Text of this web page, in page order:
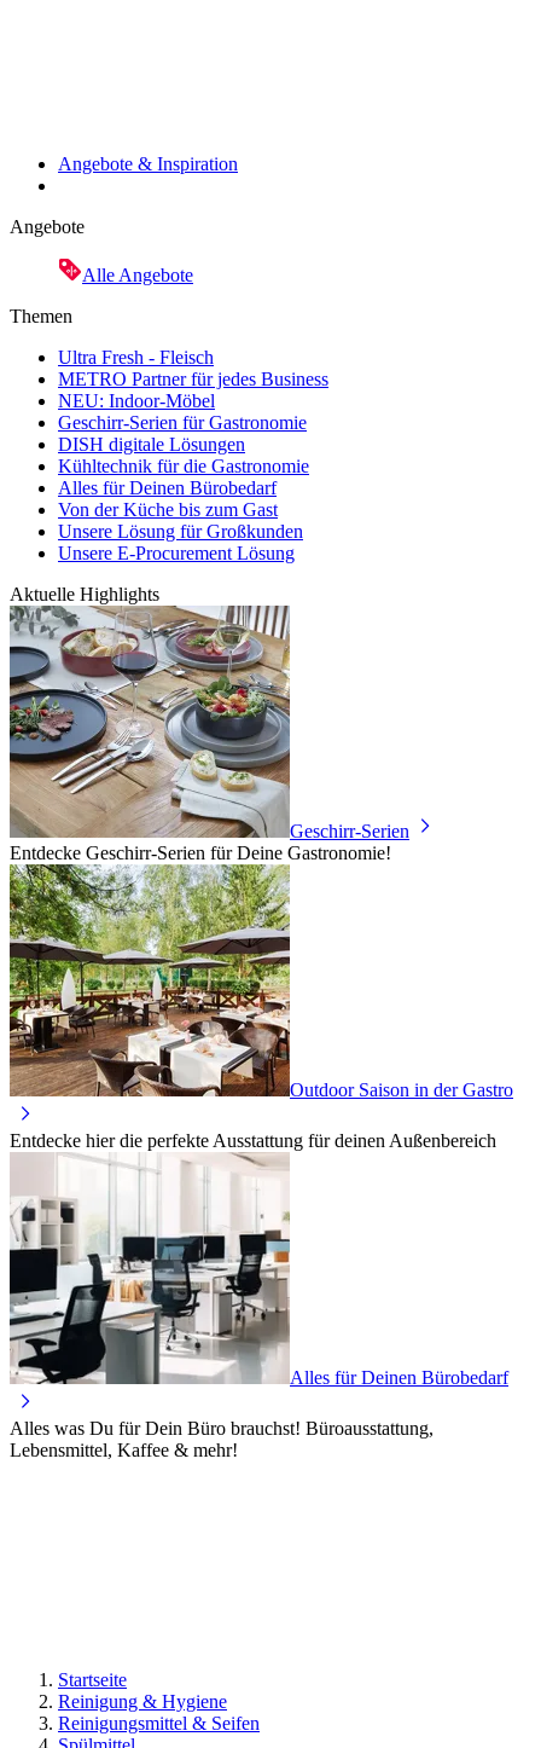
Angebote & Inspiration
Angebote
Alle Angebote
Themen
Ultra Fresh - Fleisch
METRO Partner für jedes Business
NEU: Indoor-Möbel
Geschirr-Serien für Gastronomie
DISH digitale Lösungen
Kühltechnik für die Gastronomie
Alles für Deinen Bürobedarf
Von der Küche bis zum Gast
Unsere Lösung für Großkunden
Unsere E-Procurement Lösung
Aktuelle Highlights
Geschirr-Serien
Entdecke Geschirr-Serien für Deine Gastronomie!
Outdoor Saison in der Gastro
Entdecke hier die perfekte Ausstattung für deinen Außenbereich
Alles für Deinen Bürobedarf
Alles was Du für Dein Büro brauchst! Büroausstattung,
Lebensmittel, Kaffee & mehr!
Startseite
Reinigung & Hygiene
Reinigungsmittel & Seifen